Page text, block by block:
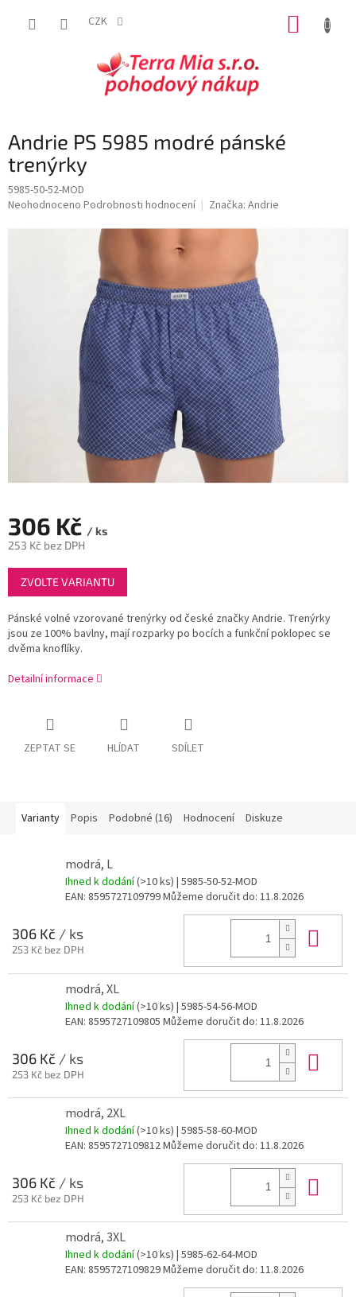
CZK
Andrie PS 5985 modré pánské
trenýrky
5985-50-52-MOD
Průměrné
Neohodnoceno Podrobnosti hodnocení Značka: Andrie
306 Kč / ks
253 Kč bez DPH
Měrná
cena:
ZVOLTE VARIANTU
Pánské volné vzorované trenýrky od české značky Andrie. Trenýrky
jsou ze 100% bavlny, mají rozparky po bocích a funkční poklopec se
dvěma knoflíky.
Detailní informace
ZEPTAT SE HLÍDAT SDÍLET
Varianty Popis Podobné (16) Hodnocení Diskuze
modrá, L
Ihned k dodání(>10 ks) | 5985-50-52-MOD
EAN: 8595727109799Můžeme doručit do: 11.8.2026
306 Kč / ks
253 Kč bez DPH
modrá, XL
Ihned k dodání(>10 ks) | 5985-54-56-MOD
EAN: 8595727109805 Můžeme doručit do: 11.8.2026
306 Kč / ks
253 Kč bez DPH
modrá, 2XL
Ihned k dodání(>10 ks) | 5985-58-60-MOD
EAN: 8595727109812Můžeme doručit do: 11.8.2026
306 Kč / ks
253 Kč bez DPH
modrá, 3XL
Ihned k dodání(>10 ks) | 5985-62-64-MOD
EAN: 8595727109829Můžeme doručit do: 11.8.2026